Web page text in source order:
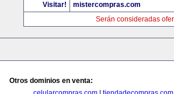
Visitar!
mistercompras.com
Serán consideradas
Otros dominios en venta: